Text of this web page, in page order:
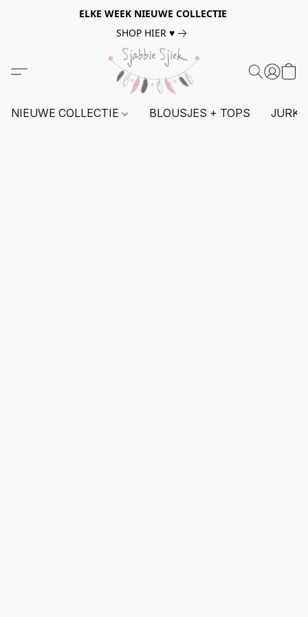
ELKE WEEK NIEUWE COLLECTIE
SHOP HIER ♥
NIEUWE COLLECTIE BLOUSJES + TOPS